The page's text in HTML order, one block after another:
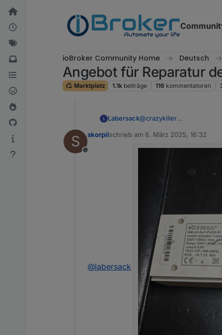
Weiter zum Inhalt
ioBroker Community Home Deutsch
Angebot für Reparatur
Marktplatz 1.1k beiträge 116 kommentatoren
L Labersack@crazykiller
S
Offline
skorpilschrieb am 6. März 2025, 16:32
zuletzt editiert von
@labersack